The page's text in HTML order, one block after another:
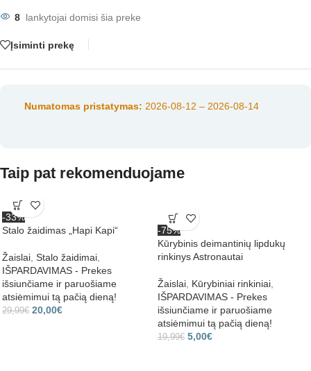
8 lankytojai domisi šia preke
Įsiminti prekę
Numatomas pristatymas: 2026-08-12 – 2026-08-14
Taip pat rekomenduojame
-33%
Stalo žaidimas „Hapi Kapi“
Žaislai Stalo žaidimai
IŠPARDAVIMAS - Prekes
išsiunčiame ir paruošiame
atsiėmimui tą pačią dieną!
29,99€ 20,00€
-75%
Kūrybinis deimantinių lipdukų
rinkinys Astronautai
Žaislai Kūrybiniai rinkiniai
IŠPARDAVIMAS - Prekes
išsiunčiame ir paruošiame
atsiėmimui tą pačią dieną!
19,99€ 5,00€